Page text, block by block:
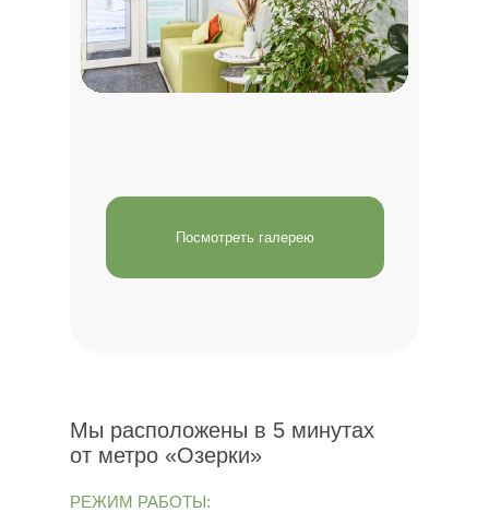
Посмотреть галерею
Мы расположены в 5 минутах
от метро «Озерки»
РЕЖИМ РАБОТЫ: